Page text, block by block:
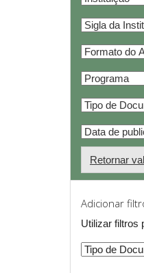
Retornar
Adicionar
Utilizar filtros